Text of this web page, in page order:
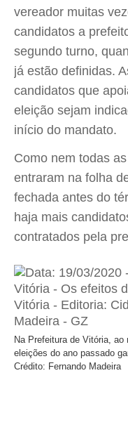
vereador muitas
candidatos a
segundo turno,
já estão definidas.
candidatos que
eleição sejam
início do mandato.
Como nem todas
entraram na folha
fechada antes do
haja mais
contratados pela
Na Prefeitura de Vitória,
eleições do ano passado
Crédito: Fernando Madeira